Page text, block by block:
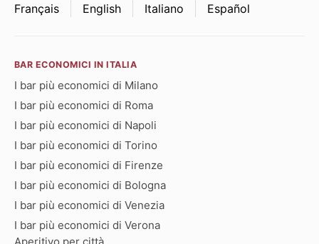
Français English Italiano Español
BAR ECONOMICI IN ITALIA
I bar più economici di Milano
I bar più economici di Roma
I bar più economici di Napoli
I bar più economici di Torino
I bar più economici di Firenze
I bar più economici di Bologna
I bar più economici di Venezia
I bar più economici di Verona
Aperitivo per città